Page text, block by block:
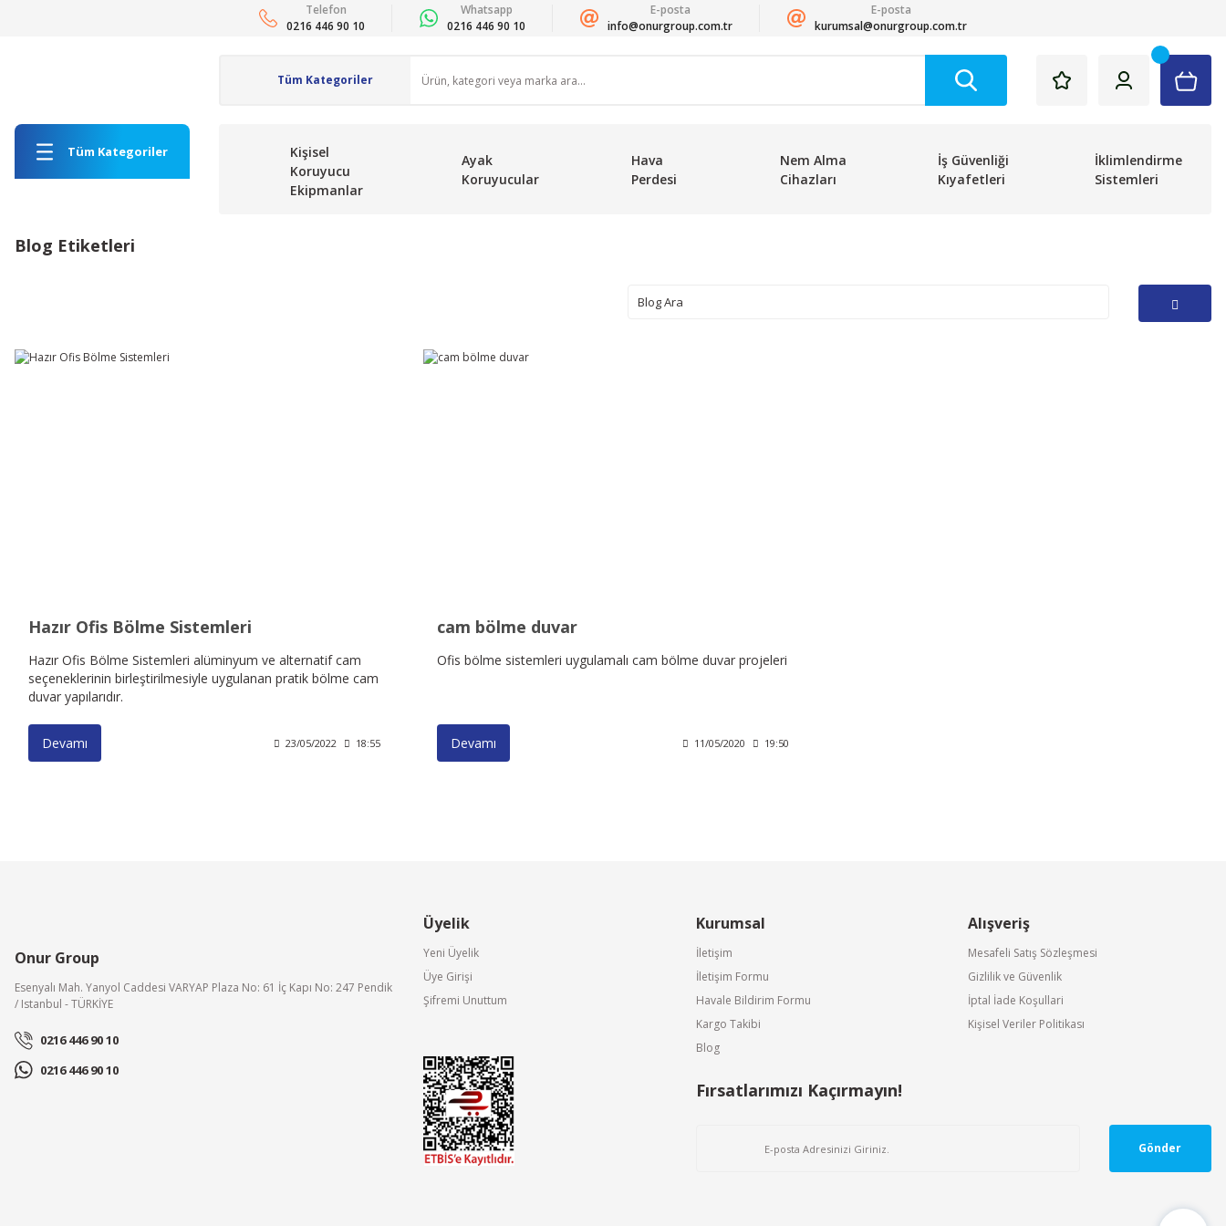
Telefon
0216 446 90 10
Whatsapp
0216 446 90 10
E-posta
info@onurgroup.com.tr
E-posta
kurumsal@onurgroup.com.tr
Tüm Kategoriler
Kişisel
Koruyucu
Ekipmanlar
Ayak
Koruyucular
Hava
Perdesi
Nem Alma
Cihazları
İş Güvenliği
Kıyafetleri
İklimlendirme
Sistemleri
Blog Etiketleri
Hazır Ofis Bölme Sistemleri
Hazır Ofis Bölme Sistemleri alüminyum ve alternatif cam
seçeneklerinin birleştirilmesiyle uygulanan pratik bölme cam
duvar yapılarıdır.
Devamı 23/05/2022 18:55
cam bölme duvar
Ofis bölme sistemleri uygulamalı cam bölme duvar projeleri
Devamı 11/05/2020 19:50
Onur Group
Esenyalı Mah. Yanyol Caddesi VARYAP Plaza No: 61 İç Kapı No: 247 Pendik
/ Istanbul - TÜRKİYE
0216 446 90 10
0216 446 90 10
Üyelik
Yeni Üyelik
Üye Girişi
Şifremi Unuttum
Kurumsal
İletişim
İletişim Formu
Havale Bildirim Formu
Kargo Takibi
Blog
Alışveriş
Mesafeli Satış Sözleşmesi
Gizlilik ve Güvenlik
İptal İade Koşullari
Kişisel Veriler Politikası
Fırsatlarımızı Kaçırmayın!
Gönder